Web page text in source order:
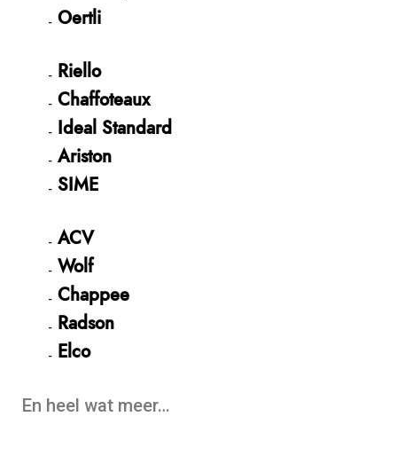
Oertli
Riello
Chaffoteaux
Ideal Standard
Ariston
SIME
ACV
Wolf
Chappee
Radson
Elco
En heel wat meer…